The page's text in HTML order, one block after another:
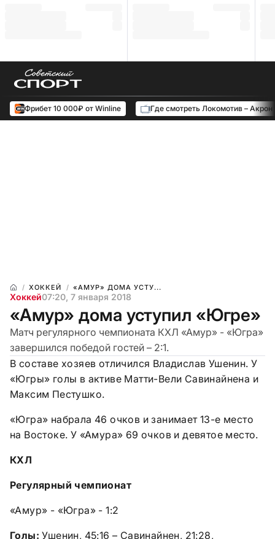
Фрибет 10 000₽ от Winline Где смотреть Локомотив – Акрон
ХОККЕЙ «АМУР» ДОМА УСТУ...
Хоккей07:20, 7 января 2018
«Амур» дома уступил «Югре»
Матч регулярного чемпионата КХЛ «Амур» - «Югра»
завершился победой гостей – 2:1.
В составе хозяев отличился Владислав Ушенин. У
«Югры» голы в активе Матти-Вели Савинайнена и
Максим Пестушко.
«Югра» набрала 46 очков и занимает 13-е место
на Востоке. У «Амура» 69 очков и девятое место.
КХЛ
Регулярный чемпионат
«Амур» - «Югра» - 1:2
Голы:Ушенин, 45:16 – Савинайнен, 21:28,